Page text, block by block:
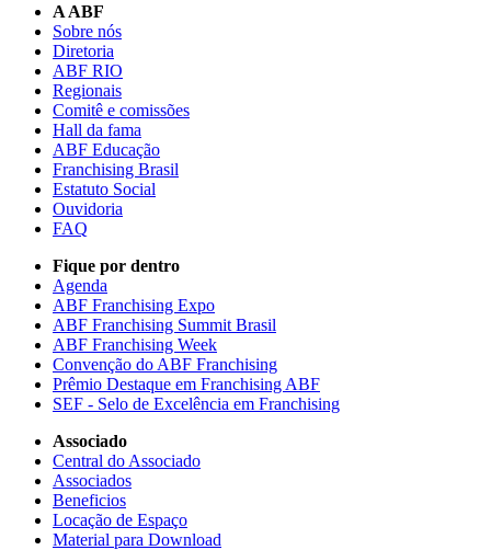
A ABF
Sobre nós
Diretoria
ABF RIO
Regionais
Comitê e comissões
Hall da fama
ABF Educação
Franchising Brasil
Estatuto Social
Ouvidoria
FAQ
Fique por dentro
Agenda
ABF Franchising Expo
ABF Franchising Summit Brasil
ABF Franchising Week
Convenção do ABF Franchising
Prêmio Destaque em Franchising ABF
SEF - Selo de Excelência em Franchising
Associado
Central do Associado
Associados
Beneficios
Locação de Espaço
Material para Download